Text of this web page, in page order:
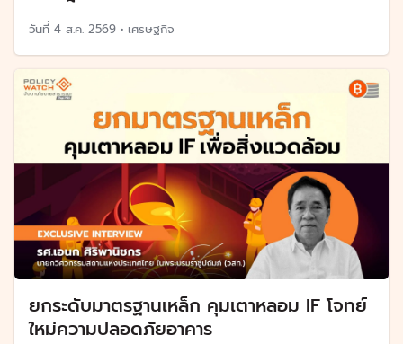
วันที่ 4 ส.ค. 2569 • เศรษฐกิจ
ยกระดับมาตรฐานเหล็ก คุมเตาหลอม IF โจทย์
ใหม่ความปลอดภัยอาคาร